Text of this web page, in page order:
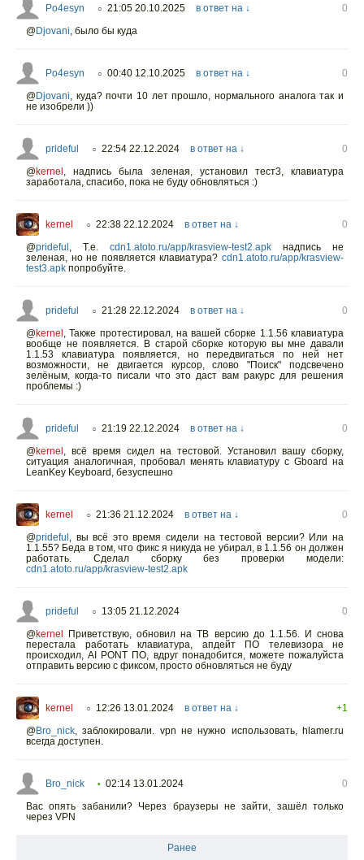
Po4esyn ○ 21:05 20.10.2025 в ответ на ↓
0
@Djovani, было бы куда
Po4esyn ○ 00:40 12.10.2025 в ответ на ↓
0
@Djovani, куда? почти 10 лет прошло, нормального аналога так и
не изобрели ))
prideful ○ 22:54 22.12.2024 в ответ на ↓
0
@kernel , надпись была зеленая, установил тест3, клавиатура
заработала, спасибо, пока не буду обновляться :)
kernel ○ 22:38 22.12.2024 в ответ на ↓
0
@prideful , Т.е. cdn1.atoto.ru/app/krasview-test2.apk надпись не
зеленая, но не появляется клавиатура? cdn1.atoto.ru/app/krasview-
test3.apk попробуйте.
prideful ○ 21:28 22.12.2024 в ответ на ↓
0
@kernel , Также протестировал, на вашей сборке 1.1.56 клавиатура
вообще не появляется. В старой сборке которую вы мне давали
1.1.53 клавиатура появляется, но передвигаться по ней нет
возможности, не двигается курсор, слово "Поиск" подсвечено
зелёным, когда-то писали что это даст вам ракурс для решения
проблемы :)
prideful ○ 21:19 22.12.2024 в ответ на ↓
0
@kernel , всё время сидел на тестовой. Установил вашу сборку,
ситуация аналогичная, пробовал менять клавиатуру с Gboard на
LeanKey Keyboard, безуспешно
kernel ○ 21:36 21.12.2024 в ответ на ↓
0
@prideful , вы всё это время сидели на тестовой версии? Или на
1.1.55? Беда в том, что фикс я никуда не убирал, в 1.1.56 он должен
работать. Сделал сборку без проверки модели:
cdn1.atoto.ru/app/krasview-test2.apk
prideful ○ 13:05 21.12.2024
0
@kernel
Приветствую, обновил на ТВ версию до 1.1.56. И снова
перестала работать клавиатура, апдейт ПО телевизора не
происходил, AI PONT ПО, вдруг понадобится, можете пожалуйста
отправить версию с фиксом, просто обновляться не буду
kernel ○ 12:26 13.01.2024 в ответ на ↓
+1
@Bro_nick, заблокировали. vpn не нужно использовать, hlamer.ru
всегда доступен.
Bro_nick • 02:14 13.01.2024
0
Вас опять забанили? Через браузеры не зайти, зашёл только
через VPN
Ранее